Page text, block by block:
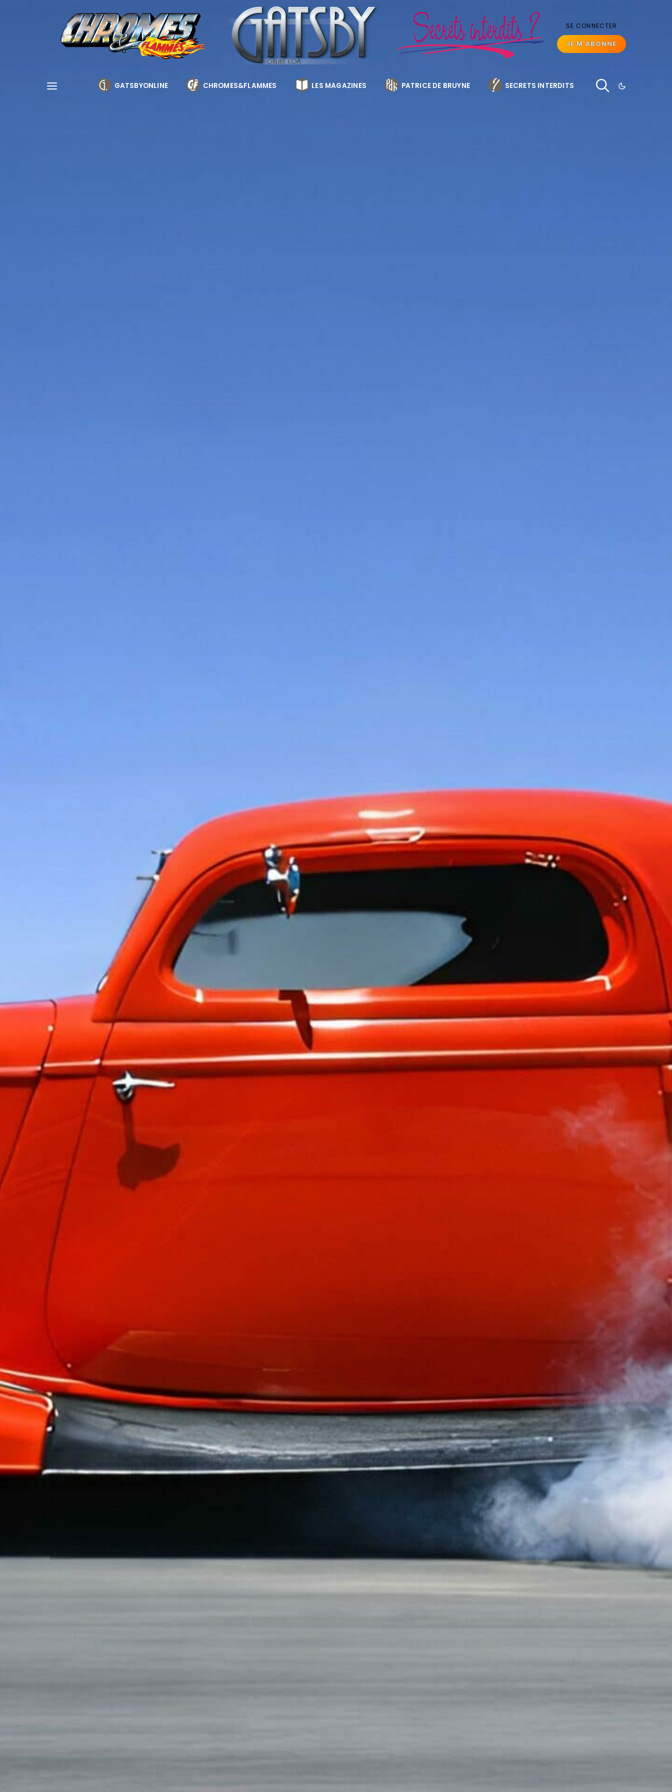
SE CONNECTER
JE M'ABONNE
GATSBYONLINE CHROMES&FLAMMES LES MAGAZINES PATRICE DE BRUYNE SECRETS INTERDITS